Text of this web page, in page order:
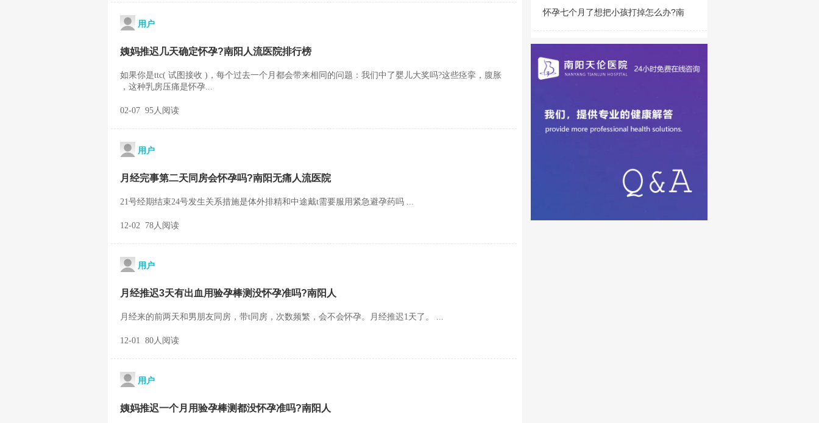
用户
姨妈推迟几天确定怀孕?南阳人流医院排行榜
如果你是ttc( 试图接收 )，每个过去一个月都会带来相同的问题：我们中了婴儿大奖吗?这些痉挛，腹胀
，这种乳房压痛是怀孕...
02-07 95人阅读
用户
月经完事第二天同房会怀孕吗?南阳无痛人流医院
21号经期结束24号发生关系措施是体外排精和中途戴t需要服用紧急避孕药吗 ...
12-02 78人阅读
用户
月经推迟3天有出血用验孕棒测没怀孕准吗?南阳人
月经来的前两天和男朋友同房，带t同房，次数频繁，会不会怀孕。月经推迟1天了。 ...
12-01 80人阅读
用户
姨妈推迟一个月用验孕棒测都没怀孕准吗?南阳人
怀孕七个月了想把小孩打掉怎么办?南